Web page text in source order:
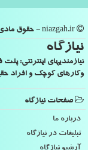
نیازگاه
نیازمندیهای اینترنتی:
وکارهای کوچک و افراد
صفحات نیازگاه
درباره ما
تبلیغات در نیازگاه